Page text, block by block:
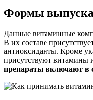
Формы выпуска
Данные витаминные
В их составе
антиоксиданты. Кроме
присутствуют витамины
препараты включают в